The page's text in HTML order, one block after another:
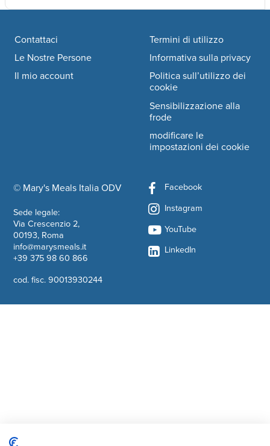
Footer navigation
© Mary's Meals Italia ODVcompany information
Sede legale:
Via Crescenzio 2,
00193, Roma
info@marysmeals.it
+39 375 98 60 866
cod. fisc. 90013930244
Contattaci
Le Nostre Persone
Il mio account
Termini di utilizzo
Informativa sulla privacy
Politica sull’utilizzo dei
cookie
Sensibilizzazione alla
frode
modificare le
impostazioni dei cookie
Facebook
Instagram
YouTube
LinkedIn